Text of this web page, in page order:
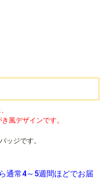
風デザインです。
ッジです。
通常4～5週間ほどでお届